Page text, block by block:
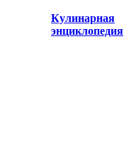
Кулинарная
энциклопедия